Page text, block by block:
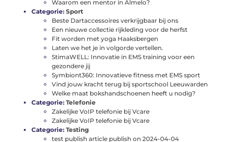
Waarom een mentor in Almelo?
Categorie: Sport
Beste Dartaccessoires verkrijgbaar bij ons
Een nieuwe collectie rijkleding voor de herfst
Fit worden met yoga Haaksbergen
Laten we het je in volgorde vertellen.
StimaWELL: Innovatie in EMS training voor een
gezondere jij
Symbiont360: Innovatieve fitness met EMS sport
Vind jouw kracht terug bij sportschool Leeuwarden
Welke maat bokshandschoenen heeft u nodig?
Categorie: Telefonie
Zakelijke VoIP telefonie bij Vcare
Zakelijke VoIP telefonie bij Vcare
Categorie: Testing
test publish article publish on 2024-04-04